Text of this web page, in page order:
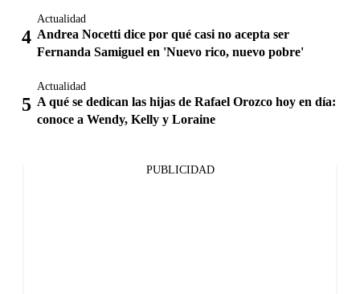
Actualidad
Andrea Nocetti dice por qué casi no acepta ser
Fernanda Samiguel en 'Nuevo rico, nuevo pobre'
Actualidad
A qué se dedican las hijas de Rafael Orozco hoy en día:
conoce a Wendy, Kelly y Loraine
PUBLICIDAD